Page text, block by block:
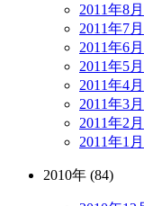
2011年8月
2011年7月
2011年6月
2011年5月
2011年4月
2011年3月
2011年2月
2011年1月
2010年 (84)